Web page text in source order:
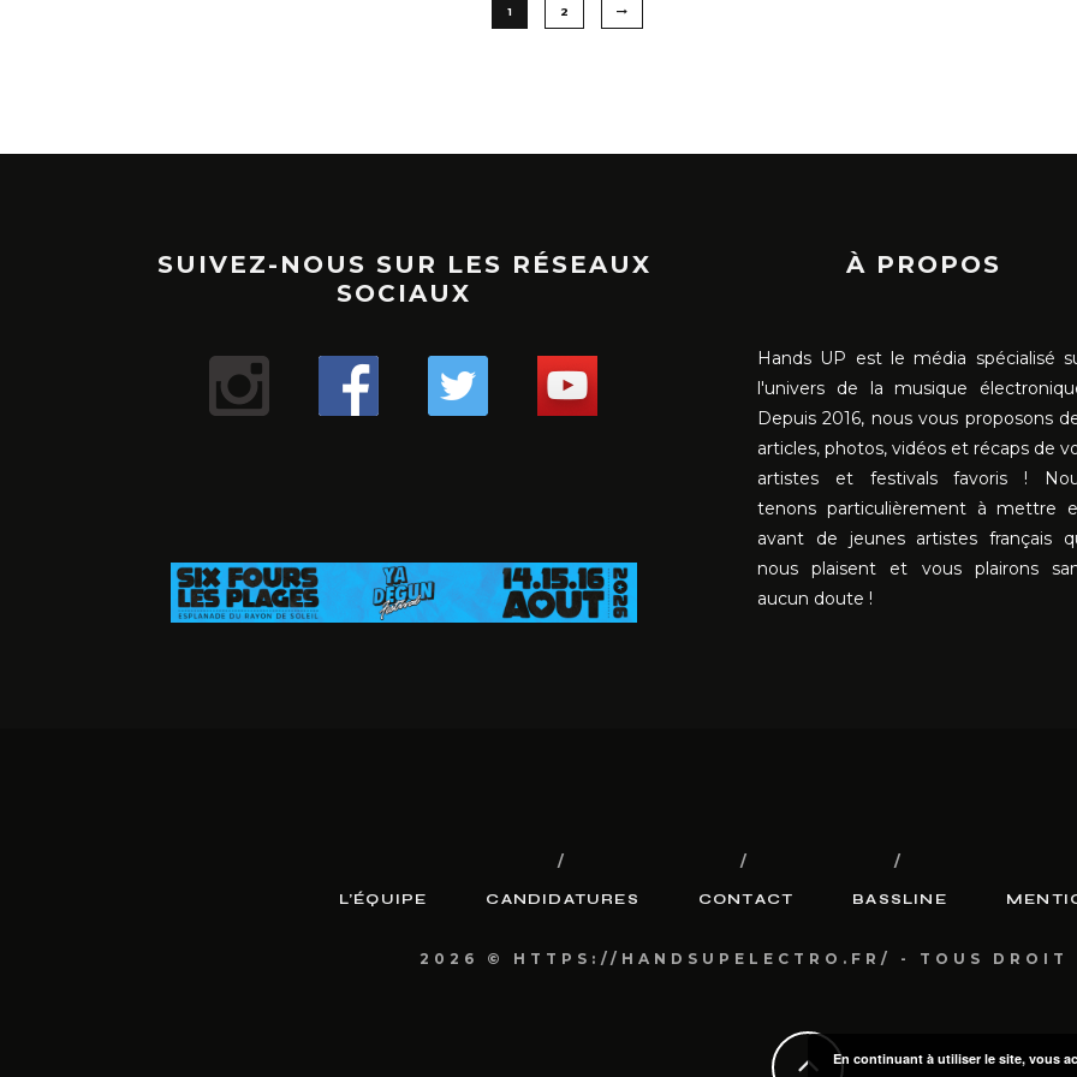
1 2
SUIVEZ-NOUS SUR LES RÉSEAUX
SOCIAUX
À PROPOS
Hands UP est le média spécialisé
l'univers de la musique
Depuis 2016, nous vous proposons
articles, photos, vidéos et récaps de
artistes et festivals favoris !
tenons particulièrement à mettre
avant de jeunes artistes français
nous plaisent et vous plairons
aucun doute !
L’ÉQUIPE CANDIDATURES CONTACT BASSLINE
2026 © HTTPS://HANDSUPELECTRO.FR/ - TOUS DROIT
En continuant à utiliser le site, vous